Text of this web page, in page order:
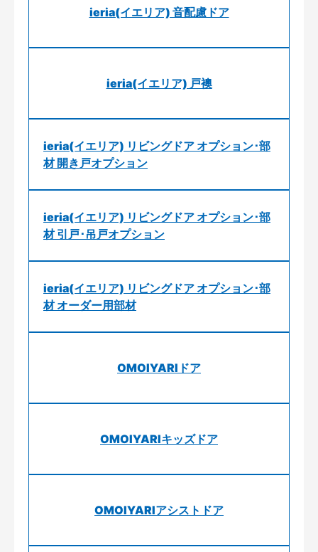
ieria(イエリア) 音配慮ドア
ieria(イエリア) 戸襖
ieria(イエリア) リビングドア オプション･部
材 開き戸オプション
ieria(イエリア) リビングドア オプション･部
材 引戸･吊戸オプション
ieria(イエリア) リビングドア オプション･部
材 オーダー用部材
OMOIYARIドア
OMOIYARIキッズドア
OMOIYARIアシストドア